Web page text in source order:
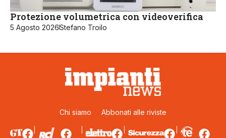
Protezione volumetrica con videoverifica
5 Agosto 2026Stefano Troilo
Chi siamo Abbonati alle riviste